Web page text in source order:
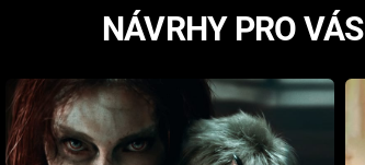
NÁVRHY PRO VÁS